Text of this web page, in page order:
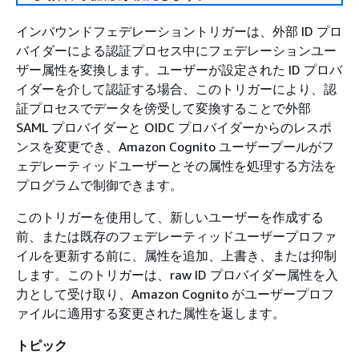
インバウンドフェデレーショントリガーは、外部 ID プロ
バイダーによる認証プロセス中にフェデレーションユー
ザー属性を変換します。ユーザーが設定された ID プロバ
イダーを介して認証する場合、このトリガーにより、認
証プロセスでデータを傍受して変換することで外部
SAML プロバイダーと OIDC プロバイダーからのレスポ
ンスを変更でき、Amazon Cognito ユーザープールがフ
ェデレーティッドユーザーとその属性を処理する方法を
プログラムで制御できます。
このトリガーを使用して、新しいユーザーを作成する
前、または既存のフェデレーティッドユーザープロファ
イルを更新する前に、属性を追加、上書き、または抑制
します。このトリガーは、raw ID プロバイダー属性を入
力として受け取り、Amazon Cognito がユーザープロフ
ァイルに適用する変更された属性を返します。
トピック